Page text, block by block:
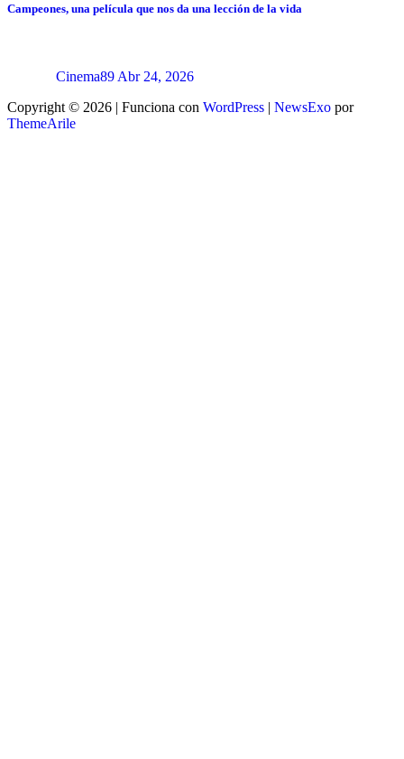
Campeones, una película que nos da una lección de la vida
Cinema89 Abr 24, 2026
Copyright © 2026 | Funciona con WordPress | NewsExo por
ThemeArile